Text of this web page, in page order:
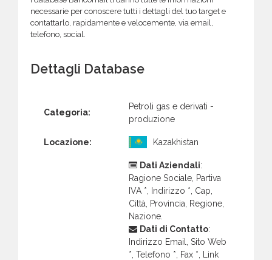
necessarie per conoscere tutti i dettagli del tuo target e
contattarlo, rapidamente e velocemente, via email,
telefono, social.
Dettagli Database
Categoria:
Petroli gas e derivati -
produzione
Locazione: Kazakhistan
Dati Aziendali:
Ragione Sociale, Partiva
IVA *, Indirizzo *, Cap,
Città, Provincia, Regione,
Nazione.
Dati di Contatto:
Indirizzo Email, Sito Web
*, Telefono *, Fax *, Link